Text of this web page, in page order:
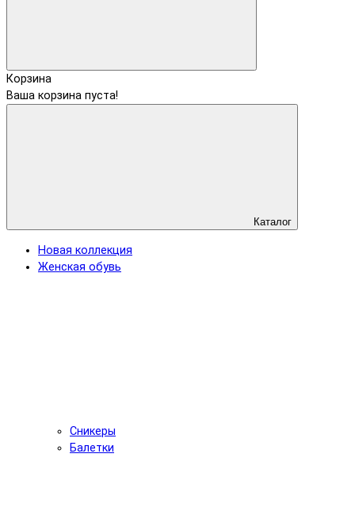
Корзина
Ваша корзина пуста!
Каталог
Новая коллекция
Женская обувь
Сникеры
Балетки